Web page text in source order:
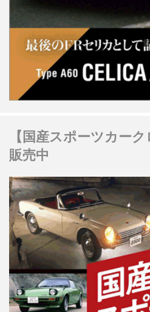
【国産スポーツカー
販売中